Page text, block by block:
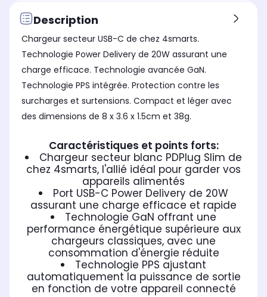
Description
Chargeur secteur USB-C de chez 4smarts.
Technologie Power Delivery de 20W assurant une
charge efficace. Technologie avancée GaN.
Technologie PPS intégrée. Protection contre les
surcharges et surtensions. Compact et léger avec
des dimensions de 8 x 3.6 x 1.5cm et 38g.
Caractéristiques et points forts:
Chargeur secteur blanc PDPlug Slim de
chez 4smarts, l'allié idéal pour garder vos
appareils alimentés
Port USB-C Power Delivery de 20W
assurant une charge efficace et rapide
Technologie GaN offrant une
performance énergétique supérieure aux
chargeurs classiques, avec une
consommation d'énergie réduite
Technologie PPS ajustant
automatiquement la puissance de sortie
en fonction de votre appareil connecté